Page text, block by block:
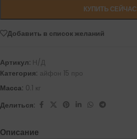
КУПИТЬ СЕЙЧАС
Добавить в список желаний
Артикул: Н/Д
Категория: айфон 15 про
Масса: 0.1 кг
Делиться:
Описание